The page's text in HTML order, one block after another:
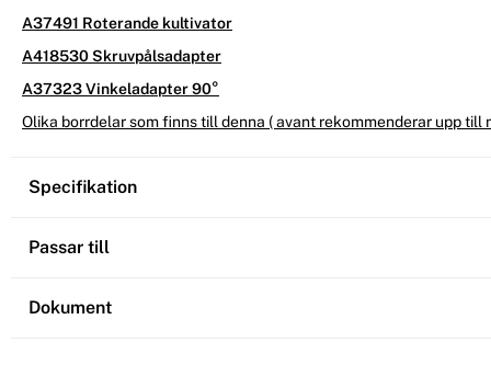
A37491 Roterande kultivator
A418530 Skruvpålsadapter
A37323 Vinkeladapter 90°
Olika borrdelar som finns till denna ( avant rekommenderar upp till
Specifikation
Passar till
Dokument